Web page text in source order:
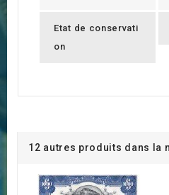
Etat de conservati
on
12 autres produits dans la